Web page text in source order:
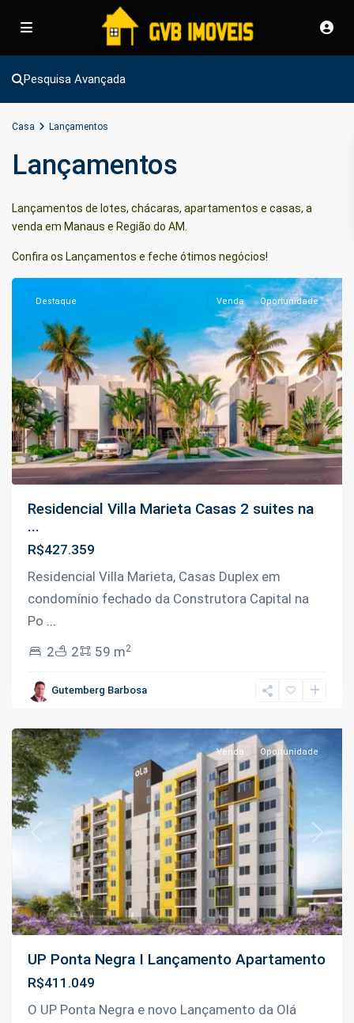
Pesquisa Avançada
Casa Lançamentos
Lançamentos
Lançamentos de lotes, chácaras, apartamentos e casas, a
venda em Manaus e Região do AM.
Confira os Lançamentos e feche ótimos negócios!
Ponta
Manaus
Previous Next
Destaque Venda Oportunidade
Residencial Villa Marieta Casas 2 suites na
...
R$427.359
Residencial Villa Marieta, Casas Duplex em
condomínio fechado da Construtora Capital na
Po ...
2
2 59 m2
Gutemberg Barbosa
Negra,
Previous Next
Venda Oportunidade
UP Ponta Negra I Lançamento Apartamento
R$411.049
O UP Ponta Negra e novo Lançamento da Olá